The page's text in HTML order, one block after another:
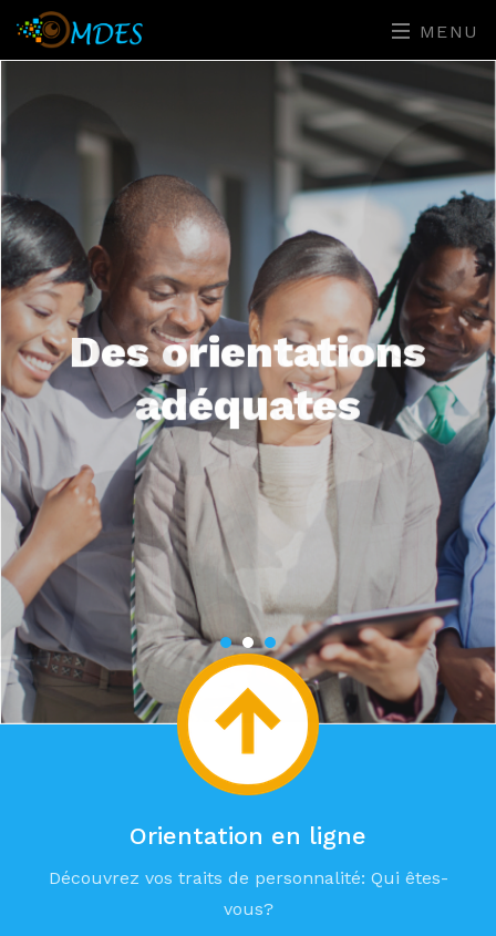
MENU
Des orientations
adéquates
Orientation en ligne
Découvrez vos traits de personnalité: Qui êtes-
vous?